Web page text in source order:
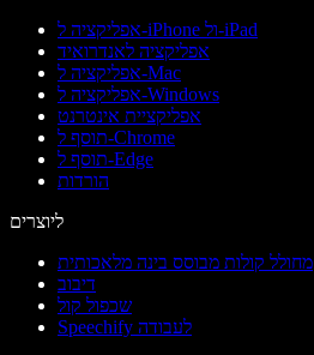
אפליקציה ל-iPhone ול-iPad
אפליקציה לאנדרואיד
אפליקציה ל-Mac
אפליקציה ל-Windows
אפליקציית אינטרנט
תוסף ל-Chrome
תוסף ל-Edge
הורדות
ליוצרים
מחולל קולות מבוסס בינה מלאכותית
דיבוב
שכפול קול
Speechify לעבודה